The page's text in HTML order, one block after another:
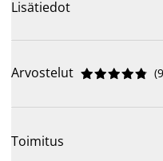
Lisätiedot
Arvostelut 




 (9
Toimitus